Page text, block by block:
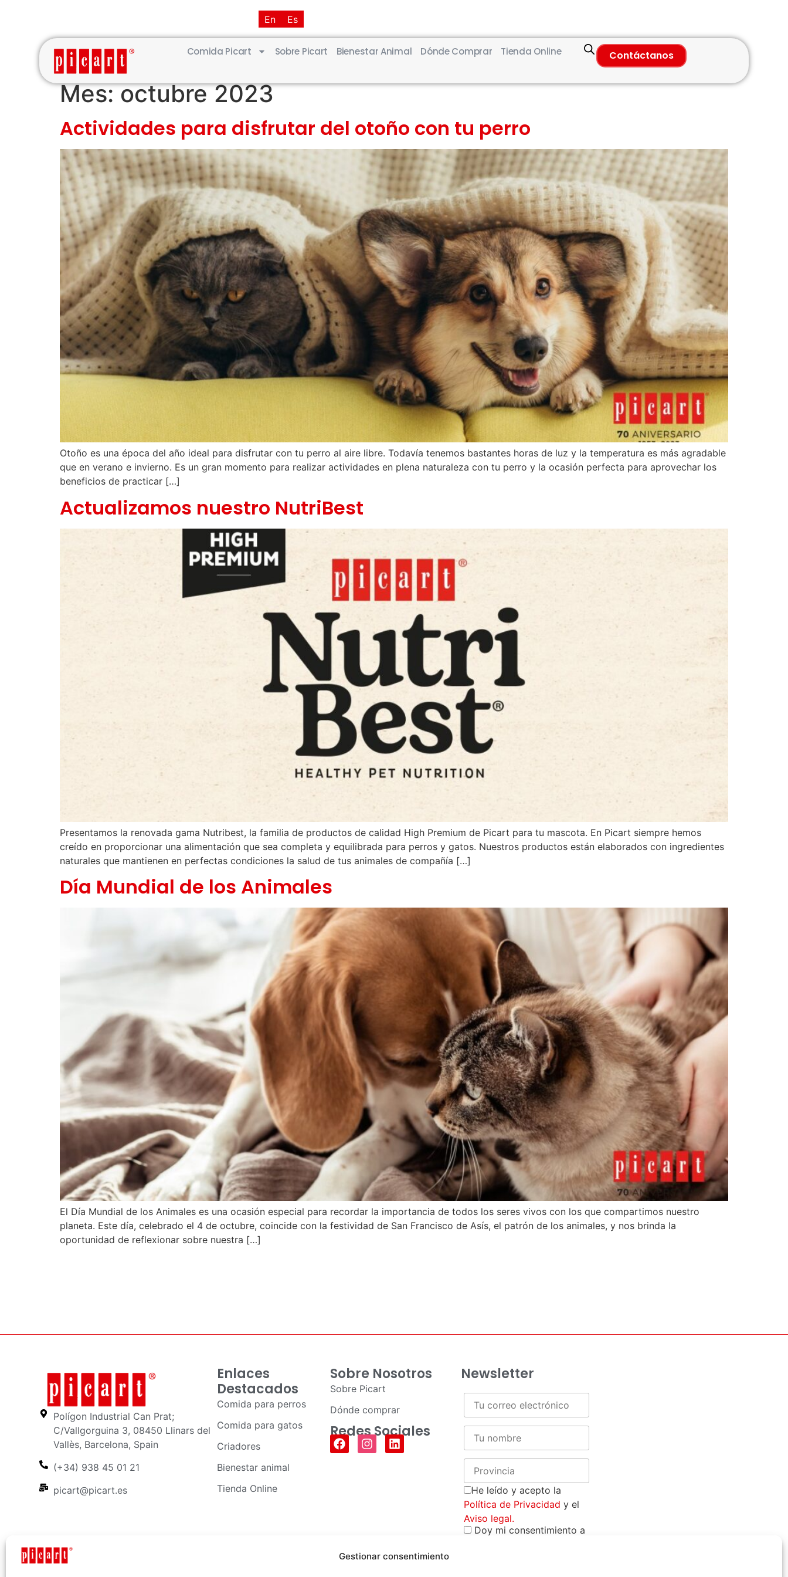
Gestionar consentimiento
En Es
Comida Picart Sobre Picart Bienestar Animal Dónde Comprar Tienda Online Contáctanos
Mes:octubre 2023
Actividades para disfrutar del otoño con tu perro
Otoño es una época del año ideal para disfrutar con tu perro al aire libre. Todavía tenemos bastantes horas de luz y la temperatura es más agradable
que en verano e invierno. Es un gran momento para realizar actividades en plena naturaleza con tu perro y la ocasión perfecta para aprovechar los
beneficios de practicar […]
Actualizamos nuestro NutriBest
Presentamos la renovada gama Nutribest, la familia de productos de calidad High Premium de Picart para tu mascota. En Picart siempre hemos
creído en proporcionar una alimentación que sea completa y equilibrada para perros y gatos. Nuestros productos están elaborados con ingredientes
naturales que mantienen en perfectas condiciones la salud de tus animales de compañía […]
Día Mundial de los Animales
El Día Mundial de los Animales es una ocasión especial para recordar la importancia de todos los seres vivos con los que compartimos nuestro
planeta. Este día, celebrado el 4 de octubre, coincide con la festividad de San Francisco de Asís, el patrón de los animales, y nos brinda la
oportunidad de reflexionar sobre nuestra […]
Polígon Industrial Can Prat;
C/Vallgorguina 3, 08450 Llinars del
Vallès, Barcelona, Spain
(+34) 938 45 01 21
picart@picart.es
Enlaces
Destacados
Comida para perros
Comida para gatos
Criadores
Bienestar animal
Tienda Online
Sobre Nosotros
Sobre Picart
Dónde comprar
Redes Sociales
Newsletter
He leído y acepto la
Política de Privacidady el
Aviso legal.
Doy mi consentimiento a
Piensos Picart S.A para